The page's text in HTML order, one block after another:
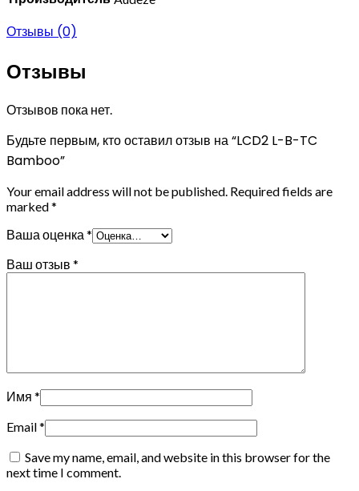
Отзывы (0)
Отзывы
Отзывов пока нет.
Будьте первым, кто оставил отзыв на “LCD2 L-B-TC
Bamboo”
Your email address will not be published. Required fields are
marked*
Ваша оценка *
Ваш отзыв *
Имя *
Email*
Save my name, email, and website in this browser for the
next time I comment.